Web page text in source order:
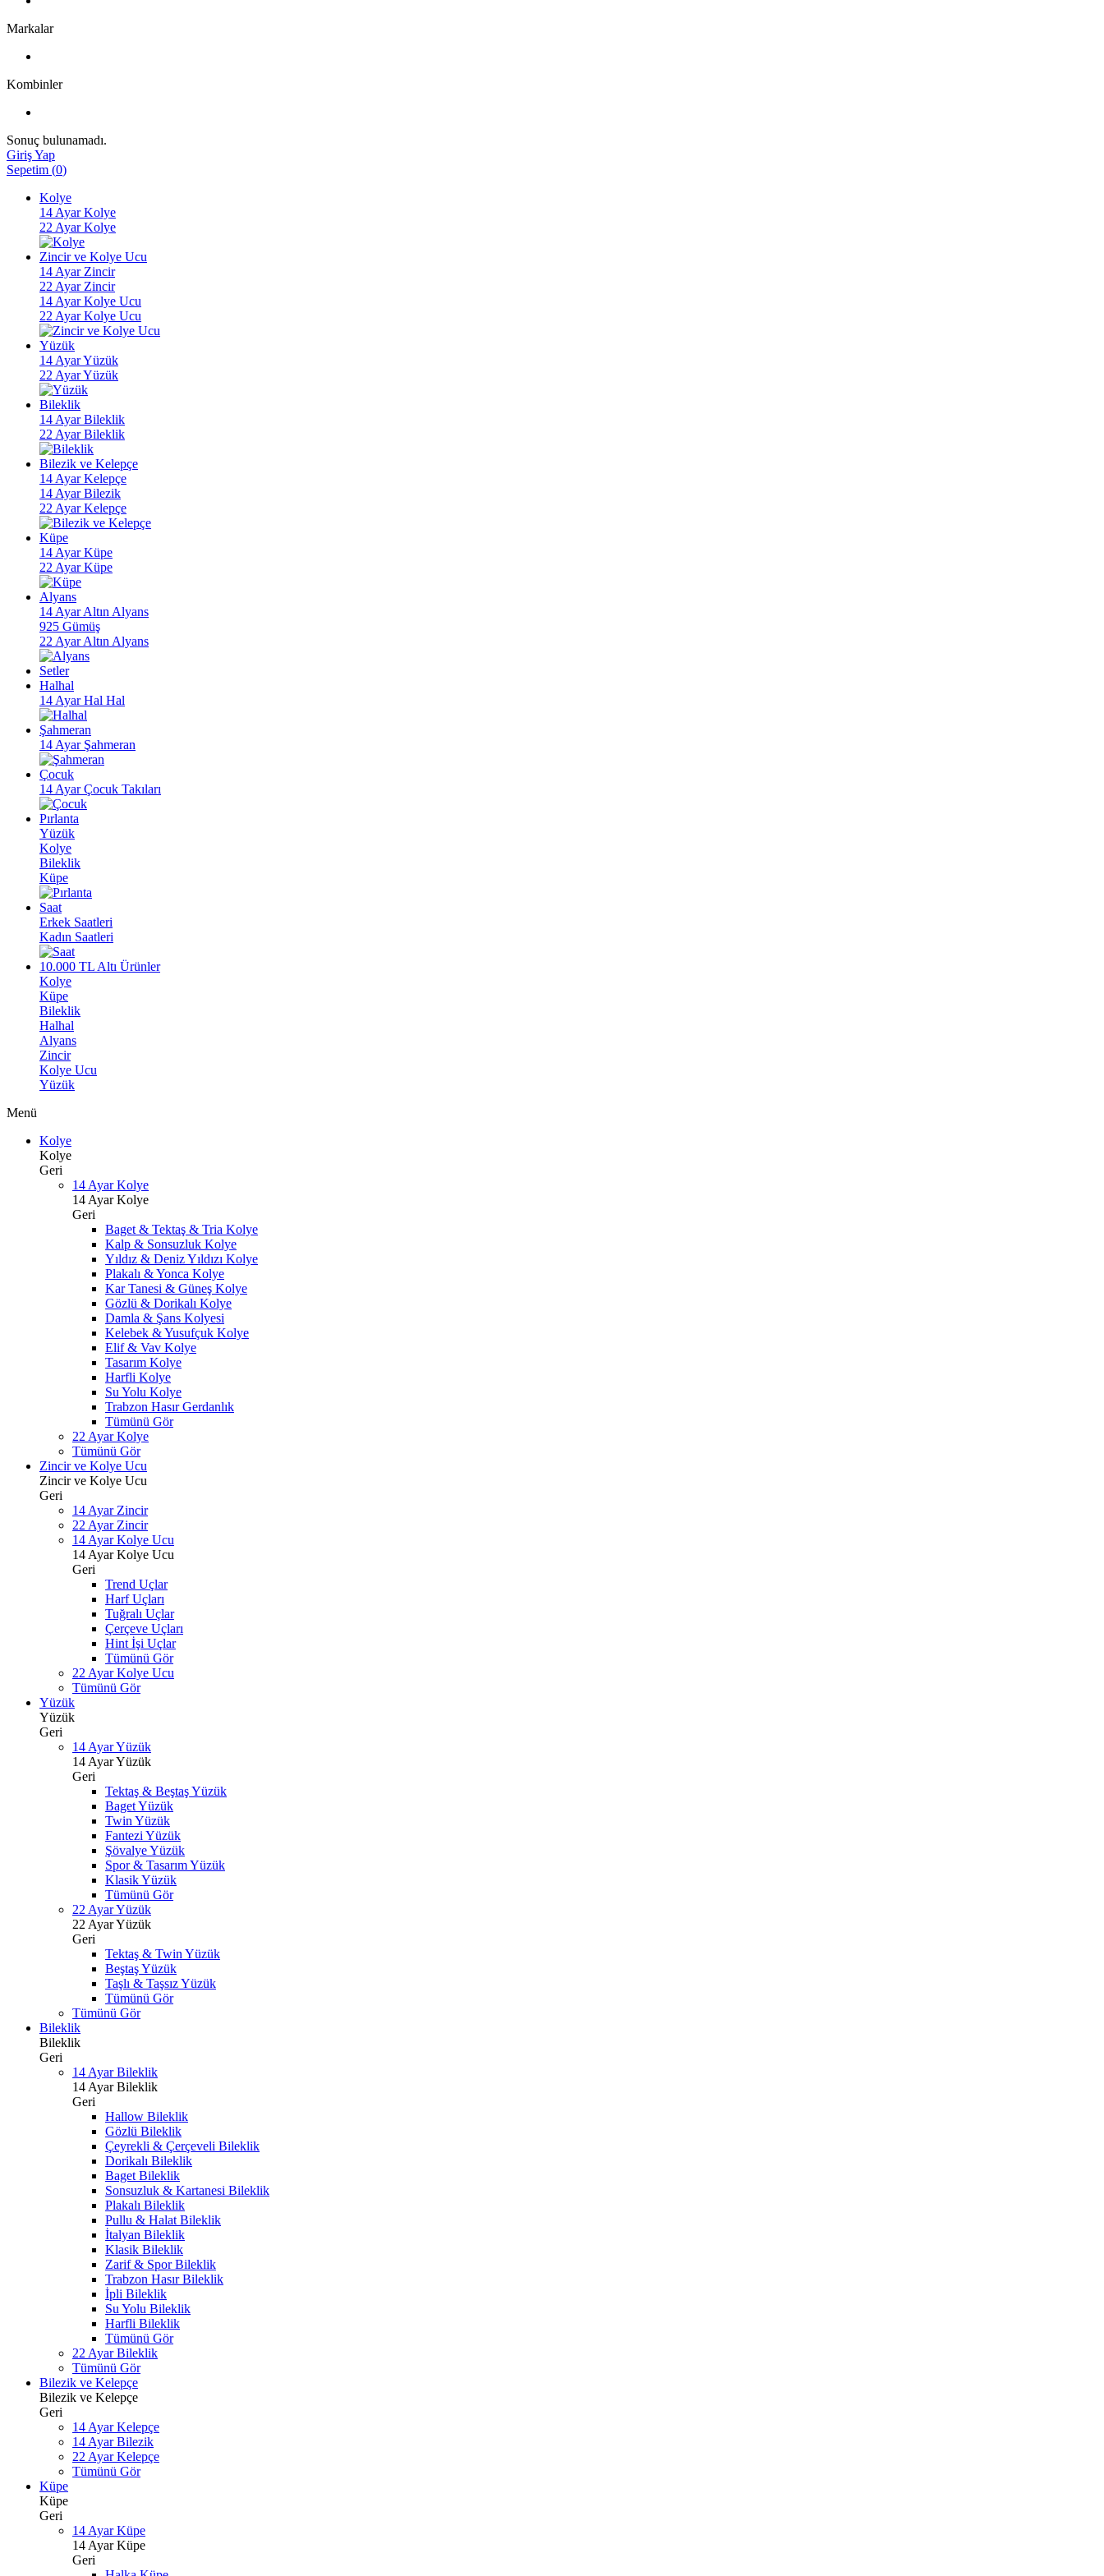
Markalar
Kombinler
Sonuç bulunamadı.
Giriş Yap
Sepetim (0)
Kolye
14 Ayar Kolye
22 Ayar Kolye
Zincir ve Kolye Ucu
14 Ayar Zincir
22 Ayar Zincir
14 Ayar Kolye Ucu
22 Ayar Kolye Ucu
Yüzük
14 Ayar Yüzük
22 Ayar Yüzük
Bileklik
14 Ayar Bileklik
22 Ayar Bileklik
Bilezik ve Kelepçe
14 Ayar Kelepçe
14 Ayar Bilezik
22 Ayar Kelepçe
Küpe
14 Ayar Küpe
22 Ayar Küpe
Alyans
14 Ayar Altın Alyans
925 Gümüş
22 Ayar Altın Alyans
Setler
Halhal
14 Ayar Hal Hal
Şahmeran
14 Ayar Şahmeran
Çocuk
14 Ayar Çocuk Takıları
Pırlanta
Yüzük
Kolye
Bileklik
Küpe
Saat
Erkek Saatleri
Kadın Saatleri
10.000 TL Altı Ürünler
Kolye
Küpe
Bileklik
Halhal
Alyans
Zincir
Kolye Ucu
Yüzük
Menü
Kolye
Kolye
Geri
14 Ayar Kolye
14 Ayar Kolye
Geri
Baget & Tektaş & Tria Kolye
Kalp & Sonsuzluk Kolye
Yıldız & Deniz Yıldızı Kolye
Plakalı & Yonca Kolye
Kar Tanesi & Güneş Kolye
Gözlü & Dorikalı Kolye
Damla & Şans Kolyesi
Kelebek & Yusufçuk Kolye
Elif & Vav Kolye
Tasarım Kolye
Harfli Kolye
Su Yolu Kolye
Trabzon Hasır Gerdanlık
Tümünü Gör
22 Ayar Kolye
Tümünü Gör
Zincir ve Kolye Ucu
Zincir ve Kolye Ucu
Geri
14 Ayar Zincir
22 Ayar Zincir
14 Ayar Kolye Ucu
14 Ayar Kolye Ucu
Geri
Trend Uçlar
Harf Uçları
Tuğralı Uçlar
Çerçeve Uçları
Hint İşi Uçlar
Tümünü Gör
22 Ayar Kolye Ucu
Tümünü Gör
Yüzük
Yüzük
Geri
14 Ayar Yüzük
14 Ayar Yüzük
Geri
Tektaş & Beştaş Yüzük
Baget Yüzük
Twin Yüzük
Fantezi Yüzük
Şövalye Yüzük
Spor & Tasarım Yüzük
Klasik Yüzük
Tümünü Gör
22 Ayar Yüzük
22 Ayar Yüzük
Geri
Tektaş & Twin Yüzük
Beştaş Yüzük
Taşlı & Taşsız Yüzük
Tümünü Gör
Tümünü Gör
Bileklik
Bileklik
Geri
14 Ayar Bileklik
14 Ayar Bileklik
Geri
Hallow Bileklik
Gözlü Bileklik
Çeyrekli & Çerçeveli Bileklik
Dorikalı Bileklik
Baget Bileklik
Sonsuzluk & Kartanesi Bileklik
Plakalı Bileklik
Pullu & Halat Bileklik
İtalyan Bileklik
Klasik Bileklik
Zarif & Spor Bileklik
Trabzon Hasır Bileklik
İpli Bileklik
Su Yolu Bileklik
Harfli Bileklik
Tümünü Gör
22 Ayar Bileklik
Tümünü Gör
Bilezik ve Kelepçe
Bilezik ve Kelepçe
Geri
14 Ayar Kelepçe
14 Ayar Bilezik
22 Ayar Kelepçe
Tümünü Gör
Küpe
Küpe
Geri
14 Ayar Küpe
14 Ayar Küpe
Geri